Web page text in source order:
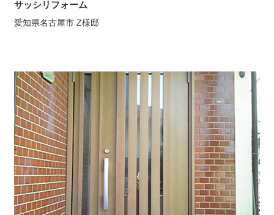
サッシリフォーム
愛知県名古屋市 Z様邸